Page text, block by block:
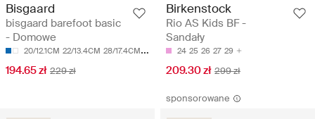
Bisgaard
bisgaard barefoot basic
- Domowe
20/12.1CM 22/13.4CM 28/17.4CM 29/17.8CM 31/19CM
194.65 zł 229 zł
Birkenstock
Rio AS Kids BF -
Sandały
24 25 26 27 29
209.30 zł 299 zł
sponsorowane